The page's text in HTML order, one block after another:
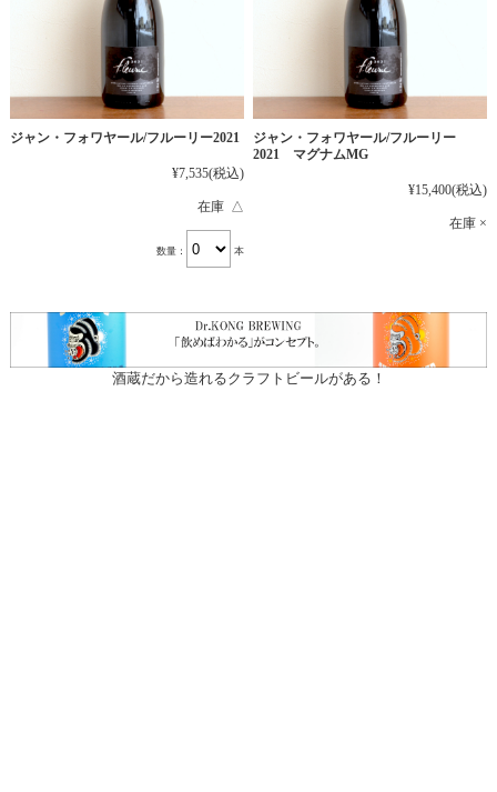
ジャン・フォワヤール/フルーリー2021
¥7,535(税込)
在庫 △
数量： 本
ジャン・フォワヤール/フルーリー
2021 マグナムMG
¥15,400(税込)
在庫 ×
酒蔵だから造れるクラフトビールがある！